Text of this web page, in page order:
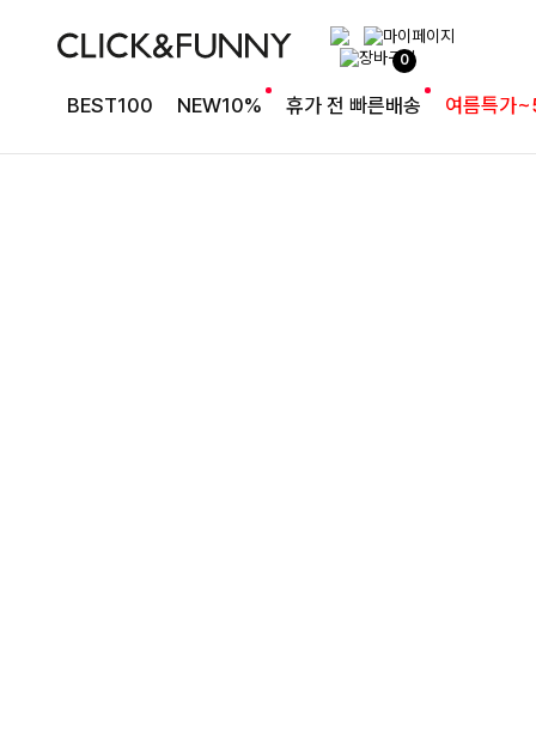
0
BEST100 NEW10% 휴가 전 빠른배송 여름특가
완성도 높은 원피스SET
특스트라이프 링클원피스+스트링자켓SET